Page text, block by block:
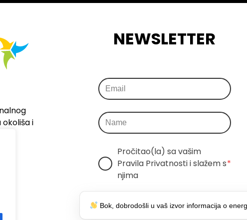
i
NEWSLETTER
Pročitao(la) sa vašim
Pravila Privatnosti i slažem s
njima
*
informacije, bez spama
*
Bok, dobrodošli u vaš izvor informacija o